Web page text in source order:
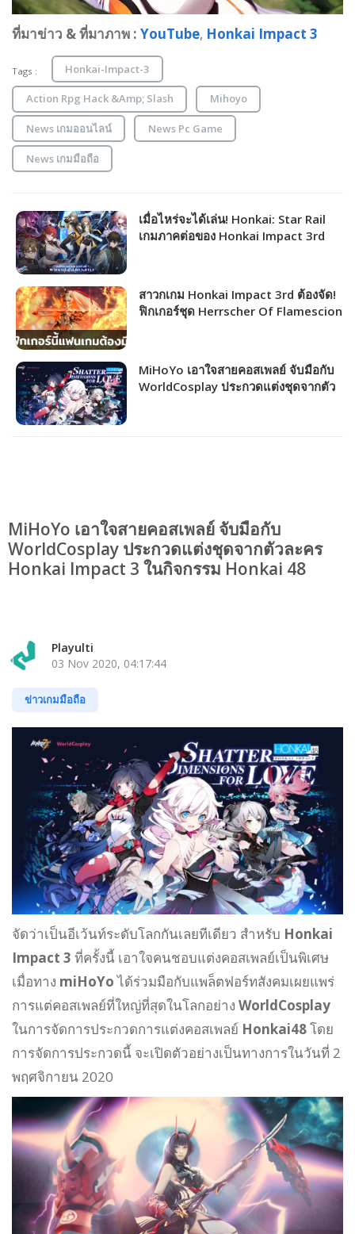
ที่มาข่าว & ที่มาภาพ : YouTube, Honkai Impact 3
Tags : Honkai-Impact-3
Action Rpg Hack &Amp; Slash Mihoyo
News เกมออนไลน์ News Pc Game
News เกมมือถือ
เมื่อไหร่จะได้เล่น! Honkai: Star Rail
เกมภาคต่อของ Honkai Impact 3rd
สาวกเกม Honkai Impact 3rd ต้องจัด!
ฟิกเกอร์ชุด Herrscher Of Flamescion
MiHoYo เอาใจสายคอสเพลย์ จับมือกับ
WorldCosplay ประกวดแต่งชุดจากตัว
MiHoYo เอาใจสายคอสเพลย์ จับมือกับ
WorldCosplay ประกวดแต่งชุดจากตัวละคร
Honkai Impact 3 ในกิจกรรม Honkai 48
Playulti
03 Nov 2020, 04:17:44
ข่าวเกมมือถือ
จัดว่าเป็นอีเว้นท์ระดับโลกกันเลยทีเดียว สำหรับ Honkai
Impact 3 ที่ครั้งนี้ เอาใจคนชอบแต่งคอสเพลย์เป็นพิเศษ
เมื่อทาง miHoYoได้ร่วมมือกับแพล็ตฟอร์ทสังคมเผยแพร่
การแต่คอสเพลย์ที่ใหญ่ที่สุดในโลกอย่าง WorldCosplay
ในการจัดการประกวดการแต่งคอสเพลย์ Honkai48โดย
การจัดการประกวดนี้ จะเปิดตัวอย่างเป็นทางการในวันที่ 2
พฤศจิกายน 2020